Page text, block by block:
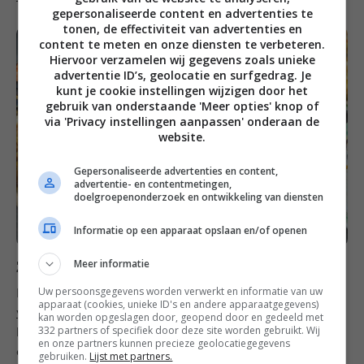
Zondag
Hoe zomers wil je het hebben? Deze granita met
watermeloen en vlierbloesemis makkelijk te maken en
heerlijk verkoelend. De vlierbloesemsiroop geeft het
een smaakvol accent, net als de verse tijm.
gepersonaliseerde content en advertenties te
tonen, de effectiviteit van advertenties en
content te meten en onze diensten te verbeteren.
Hiervoor verzamelen wij gegevens zoals unieke
advertentie ID’s, geolocatie en surfgedrag. Je
kunt je cookie instellingen wijzigen door het
gebruik van onderstaande 'Meer opties' knop of
via 'Privacy instellingen aanpassen' onderaan de
website.
Gepersonaliseerde advertenties en content,
advertentie- en contentmetingen,
doelgroepenonderzoek en ontwikkeling van diensten
Informatie op een apparaat opslaan en/of openen
Meer informatie
Uw persoonsgegevens worden verwerkt en informatie van uw
apparaat (cookies, unieke ID's en andere apparaatgegevens)
kan worden opgeslagen door, geopend door en gedeeld met
332 partners of specifiek door deze site worden gebruikt. Wij
en onze partners kunnen precieze geolocatiegegevens
gebruiken. Lijst met partners.